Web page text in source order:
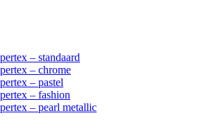
– standaard
– chrome
– pastel
– fashion
– pearl metallic